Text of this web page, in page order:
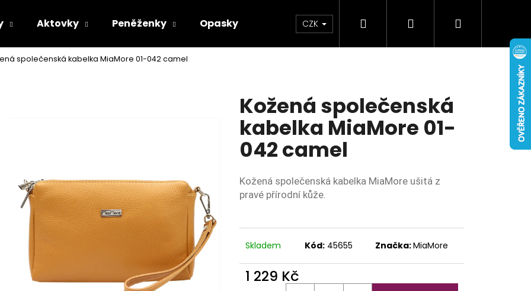
Aktovky Peněženky Opasky Doplňky Novinky
CZK Hledat PřihlášeníNákupní
společenská kabelka MiaMore 01-042 camel
Kožená společenská
kabelka MiaMore 01-
042 camel
Kožená společenská kabelka MiaMore ušitá z
pravé přírodní kůže.
Skladem Kód: 45655 Značka:MiaMore
1 229 Kč
Co potřebujete najít?